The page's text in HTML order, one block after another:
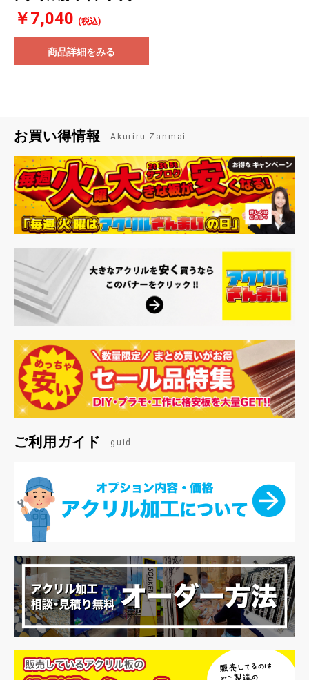
￥7,040 (税込)
商品詳細をみる
お買い得情報 Akuriru Zanmai
ご利用ガイド guid